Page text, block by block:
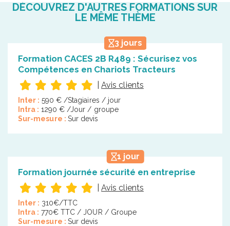
DÉCOUVREZ D'AUTRES FORMATIONS SUR
LE MÊME THÈME
3 jours
Formation CACES 2B R489 : Sécurisez vos
Compétences en Chariots Tracteurs
Avis clients
Inter : 590 € /Stagiaires / jour
Intra : 1290 € /Jour / groupe
Sur-mesure : Sur devis
1 jour
Formation journée sécurité en entreprise
Avis clients
Inter : 310€/TTC
Intra : 770€ TTC / JOUR / Groupe
Sur-mesure : Sur devis